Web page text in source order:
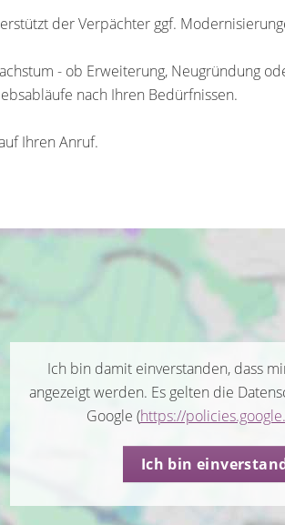
der Verpächter ggf.
- ob Erweiterung, Neugründung
nach Ihren Bedürfnissen.
Ihren Anruf.
Ich bin damit einverstanden, dass
angezeigt werden. Es gelten die
Google (https://
Ich bin